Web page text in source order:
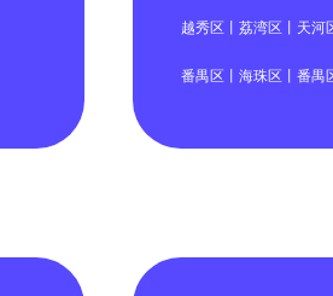
越秀区丨荔湾区丨天河
番禺区丨海珠区丨番禺